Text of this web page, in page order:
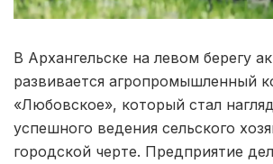
В Архангельске на левом берегу
развивается агропромышленный
«Любовское», который стал
успешного ведения сельского
городской черте. Предприятие